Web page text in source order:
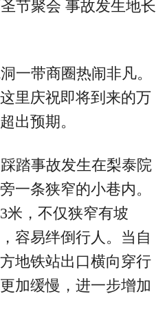
节聚会 事故发生地长
一带商圈热闹非凡。
里庆祝即将到来的万
出预期。
踏事故发生在梨泰院
一条狭窄的小巷内。
米，不仅狭窄有坡
容易绊倒行人。当自
地铁站出口横向穿行
加缓慢，进一步增加